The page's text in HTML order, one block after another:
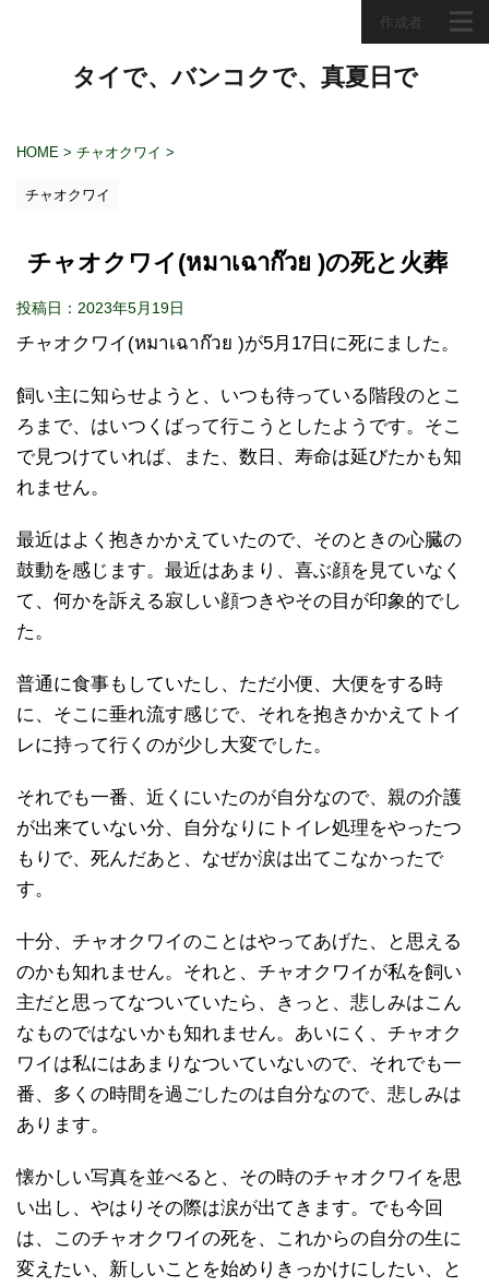
作成者
タイで、バンコクで、真夏日で
HOME > チャオクワイ >
チャオクワイ
チャオクワイ(หมาเฉาก๊วย )の死と火葬
投稿日：2023年5月19日
チャオクワイ(หมาเฉาก๊วย )が5月17日に死にました。
飼い主に知らせようと、いつも待っている階段のとこ
ろまで、はいつくばって行こうとしたようです。そこ
で見つけていれば、また、数日、寿命は延びたかも知
れません。
最近はよく抱きかかえていたので、そのときの心臓の
鼓動を感じます。最近はあまり、喜ぶ顔を見ていなく
て、何かを訴える寂しい顔つきやその目が印象的でし
た。
普通に食事もしていたし、ただ小便、大便をする時
に、そこに垂れ流す感じで、それを抱きかかえてトイ
レに持って行くのが少し大変でした。
それでも一番、近くにいたのが自分なので、親の介護
が出来ていない分、自分なりにトイレ処理をやったつ
もりで、死んだあと、なぜか涙は出てこなかったで
す。
十分、チャオクワイのことはやってあげた、と思える
のかも知れません。それと、チャオクワイが私を飼い
主だと思ってなついていたら、きっと、悲しみはこん
なものではないかも知れません。あいにく、チャオク
ワイは私にはあまりなついていないので、それでも一
番、多くの時間を過ごしたのは自分なので、悲しみは
あります。
懐かしい写真を並べると、その時のチャオクワイを思
い出し、やはりその際は涙が出てきます。でも今回
は、このチャオクワイの死を、これからの自分の生に
変えたい、新しいことを始めりきっかけにしたい、と